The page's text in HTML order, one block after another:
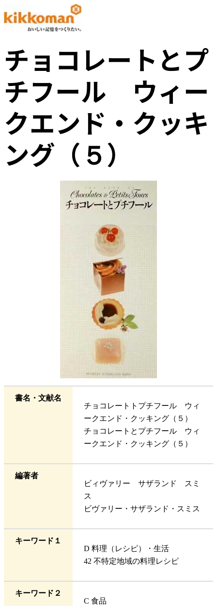
チョコレートとプ
チフール ウィー
クエンド・クッキ
ング（５）
書名・文献名
チョコレートトプチフール ウィ
ークエンド・クッキング（５）
チョコレートとプチフール ウィ
ークエンド・クッキング（５）
編著者
ビィヴァリー サザランド スミ
ス
ビヴァリー・サザランド・スミス
キーワード１
D 料理（レシピ）・生活
42 不特定地域の料理レシピ
キーワード２
C 食品